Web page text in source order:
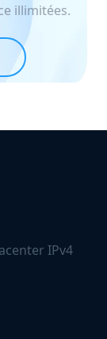
illimitées.
IPv4